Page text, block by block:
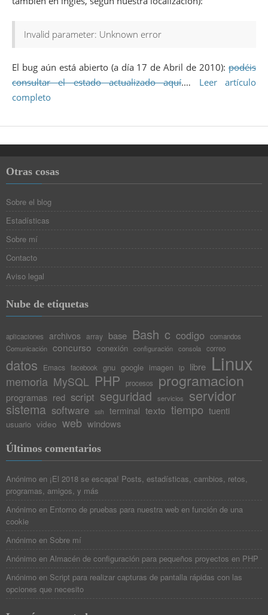
Invalid parameter: Unknown error
El bug aún está abierto (a día 17 de Abril de 2010): podéis
consultar el estado actualizado aquí.… Leer artículo
completo
Otras cosas
Sobre el blog
Estadísticas
Sobre mí
Contacto
Aviso legal
Nube de etiquetas
aplicaciones archivos array base Bash c codigo
comandos
Comunicación concurso conexión configuración consola correo
datos Emacs facebook gnu google imagen ip libre Linux
memoria MySQL PHP procesos programacion
programas red script seguridad servicios servidor
sistema software ssh terminal texto tiempo tuenti
usuario video web windows
Últimos comentarios
Anónimo en ¡El 2018 se escapa! Posts, estadísticas, cambios, retos,
programas, amigos, y más
Anónimo en Entorno de pruebas para nuestra web en función de una
cookie
Anónimo en Sobre mí
Anónimo en Almacén de configuración para pequeños proyectos en PHP
Anónimo en Script para realizar capturas de pantalla rápidas con las
opciones que necesito